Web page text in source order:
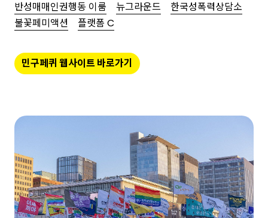
반성매매인권행동 이룸
뉴그라운드
한국성폭력상담소
불꽃페미액션
플랫폼 C
민구페퀴 웹사이트 바로가기